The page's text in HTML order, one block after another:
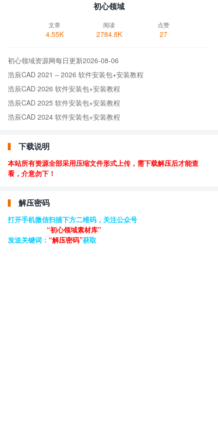
初心领域
文章
4.55K
阅读
2784.8K
点赞
27
初心领域资源网每日更新2026-08-06
浩辰CAD 2021 – 2026 软件安装包+安装教程
浩辰CAD 2026 软件安装包+安装教程
浩辰CAD 2025 软件安装包+安装教程
浩辰CAD 2024 软件安装包+安装教程
下载说明
本站所有资源全部采用压缩文件形式上传，需下载解压后才能查
看，介意勿下！
解压密码
打开手机微信扫描下方二维码，关注公众号
“初心领域素材库”
发送关键词： “解压密码”获取